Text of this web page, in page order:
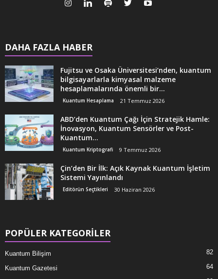
DAHA FAZLA HABER
Fujitsu ve Osaka Üniversitesi’nden, kuantum
bilgisayarlarla kimyasal malzeme
hesaplamalarında önemli bir...
Kuantum Hesaplama 21 Temmuz 2026
ABD’den Kuantum Çağı İçin Stratejik Hamle:
İnovasyon, Kuantum Sensörler ve Post-
Kuantum...
Kuantum Kriptografi 9 Temmuz 2026
Çin’den Bir İlk: Açık Kaynak Kuantum İşletim
Sistemi Yayınlandı
Editörün Seçtikleri 30 Haziran 2026
POPÜLER KATEGORİLER
Kuantum Bilişim 82
Kuantum Gazetesi
64